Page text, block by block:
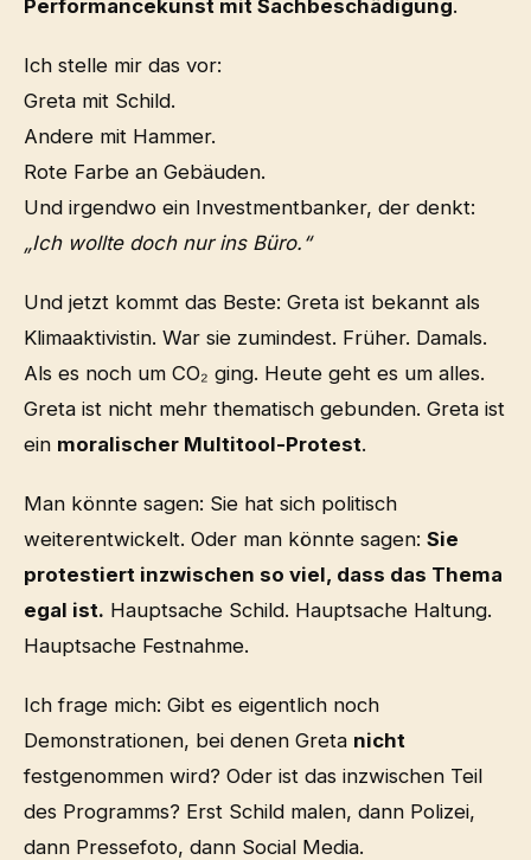
Performancekunst mit Sachbeschädigung.
Ich stelle mir das vor:
Greta mit Schild.
Andere mit Hammer.
Rote Farbe an Gebäuden.
Und irgendwo ein Investmentbanker, der denkt:
„Ich wollte doch nur ins Büro.“
Und jetzt kommt das Beste: Greta ist bekannt als
Klimaaktivistin. War sie zumindest. Früher. Damals.
Als es noch um CO₂ ging. Heute geht es um alles.
Greta ist nicht mehr thematisch gebunden. Greta ist
ein moralischer Multitool-Protest.
Man könnte sagen: Sie hat sich politisch
weiterentwickelt. Oder man könnte sagen: Sie
protestiert inzwischen so viel, dass das Thema
egal ist. Hauptsache Schild. Hauptsache Haltung.
Hauptsache Festnahme.
Ich frage mich: Gibt es eigentlich noch
Demonstrationen, bei denen Greta nicht
festgenommen wird? Oder ist das inzwischen Teil
des Programms? Erst Schild malen, dann Polizei,
dann Pressefoto, dann Social Media.